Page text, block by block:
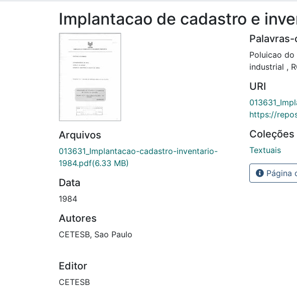
Implantacao de cadastro e
Arquivos
013631_Implantacao-cadastro-inventario-
1984.pdf(6.33 MB)
Data
1984
Autores
CETESB, Sao Paulo
Editor
CETESB
Poluicao do
industrial ,
URI
https://
Coleções
Textuais
Página